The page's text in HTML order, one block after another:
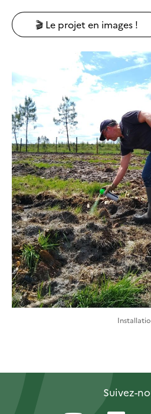
🎬 Le projet en images !
Suivez-